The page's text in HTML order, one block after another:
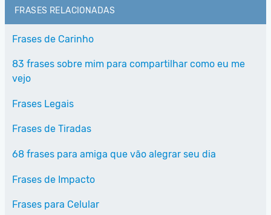
FRASES RELACIONADAS
Frases de Carinho
83 frases sobre mim para compartilhar como eu me
vejo
Frases Legais
Frases de Tiradas
68 frases para amiga que vão alegrar seu dia
Frases de Impacto
Frases para Celular